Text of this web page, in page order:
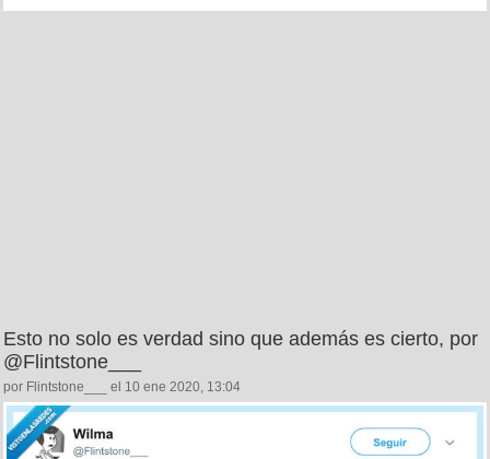
Esto no solo es verdad sino que además es cierto, por
@Flintstone___
por Flintstone___ el 10 ene 2020, 13:04